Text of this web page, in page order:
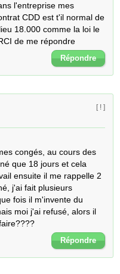
l'entreprise mes
CDD est t'il normal de
18.000 comme la loi le
de me répondre
Répondre
[ ! ]
congés, au cours des
que 18 jours et cela
ensuite il me rappelle 2
j'ai fait plusieurs
fois il m'invente du
moi j'ai refusé, alors il
Répondre